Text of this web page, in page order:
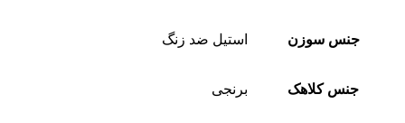
جنس سوزن استیل ضد زنگ
جنس کلاهک برنجی